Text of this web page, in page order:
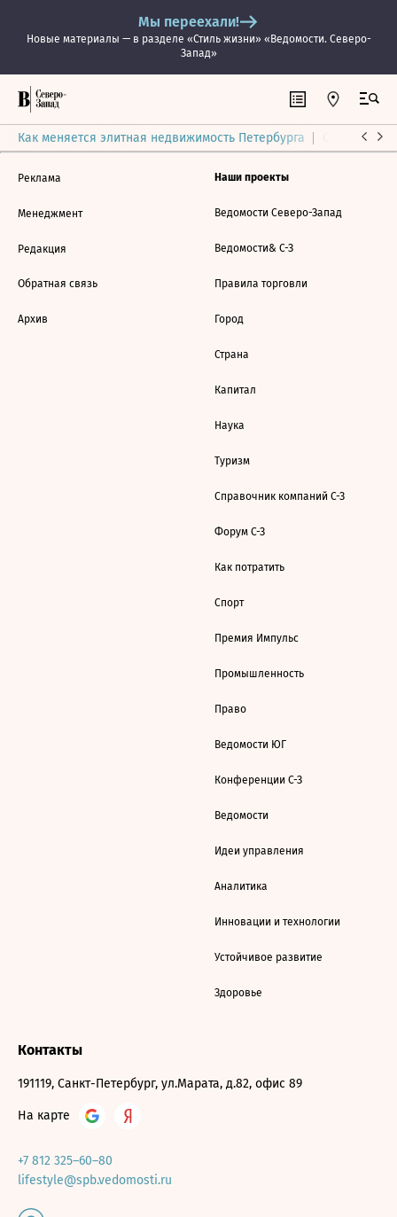
Мы переехали!
Новые материалы — в разделе «Стиль жизни» «Ведомости. Северо-
Запад»
Как меняется элитная недвижимость Петербурга Ситуация
Реклама
Менеджмент
Редакция
Обратная связь
Архив
Наши проекты
Ведомости Северо-Запад
Ведомости& С-З
Правила торговли
Город
Страна
Капитал
Наука
Туризм
Справочник компаний С-З
Форум С-З
Как потратить
Спорт
Премия Импульс
Промышленность
Право
Ведомости ЮГ
Конференции С-З
Ведомости
Идеи управления
Аналитика
Инновации и технологии
Устойчивое развитие
Здоровье
Контакты
191119, Санкт-Петербург, ул.Марата, д.82, офис 89
На карте
+7 812 325–60–80
lifestyle@spb.vedomosti.ru